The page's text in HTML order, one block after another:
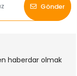
Gönder
haberdar olmak